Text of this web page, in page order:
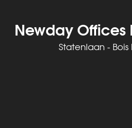
Newday Offices
Statenlaan -